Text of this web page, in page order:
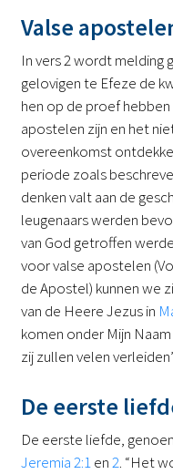
Valse
In vers 2 wordt melding
gelovigen te Efeze de
hen op de proef
apostelen zijn en het
overeenkomst
periode zoals
denken valt aan de
leugenaars werden
van God getroffen
voor valse apostelen
de Apostel) kunnen we
van de Heere Jezus in
komen onder Mijn
zij zullen velen
De eerste
De eerste liefde,
Jeremia 2:1en2. “Het